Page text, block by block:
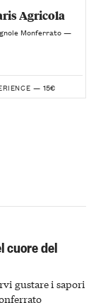
Agricola
Monferrato —
— 15€
cuore del
gustare i sapori